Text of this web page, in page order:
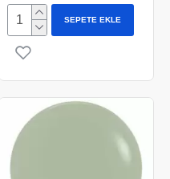
SEPETE EKLE